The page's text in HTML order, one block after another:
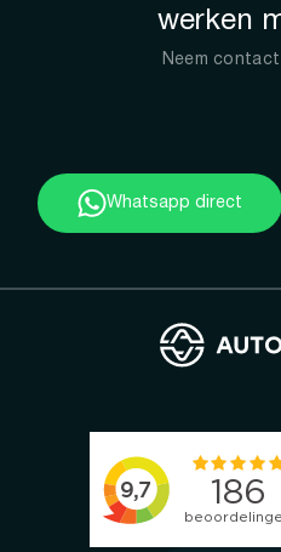
werken
Neem
Whatsapp direct